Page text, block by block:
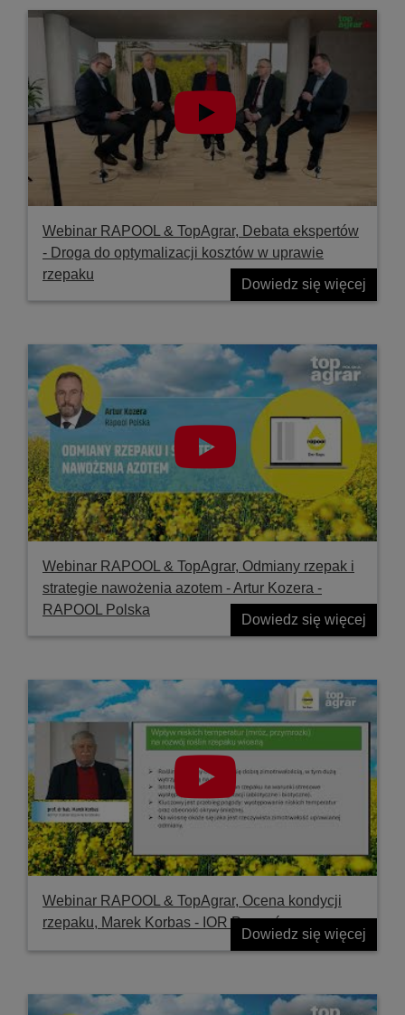
Webinar RAPOOL & TopAgrar, Debata ekspertów
- Droga do optymalizacji kosztów w uprawie
rzepaku
Dowiedz się więcej
Webinar RAPOOL & TopAgrar, Odmiany rzepak i
strategie nawożenia azotem - Artur Kozera -
RAPOOL Polska
Dowiedz się więcej
Webinar RAPOOL & TopAgrar, Ocena kondycji
rzepaku, Marek Korbas - IOR Poznań
Dowiedz się więcej